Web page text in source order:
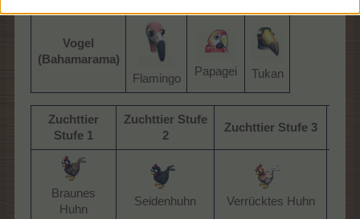
Vogel
(Bahamarama)
Flamingo​
Papagei​ Tukan​
Zuchttier
Stufe 1
Zuchttier Stufe
2
Zuchttier Stufe 3
Braunes
Huhn​
Seidenhuhn​ Verrücktes Huhn​